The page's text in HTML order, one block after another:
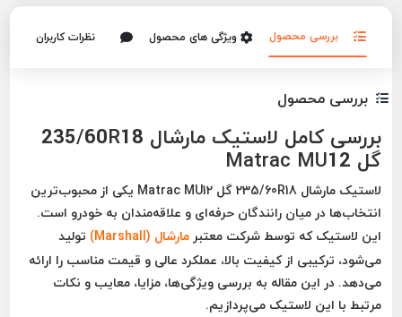
بررسی محصول ویژگی های محصول نظرات کاربران
بررسی محصول
بررسی کامل لاستیک مارشال 235/60R18
گل Matrac MU12
لاستیک مارشال 235/60R18 گل Matrac MU12
یکی از محبوب‌ترین
انتخاب‌ها در میان رانندگان حرفه‌ای و علاقه‌مندان به خودرو است.
این لاستیک که توسط شرکت معتبرمارشال (Marshall)
تولید
می‌شود، ترکیبی از کیفیت بالا، عملکرد عالی و قیمت مناسب را ارائه
می‌دهد. در این مقاله به بررسی ویژگی‌ها، مزایا، معایب و نکات
مرتبط با این لاستیک می‌پردازیم.